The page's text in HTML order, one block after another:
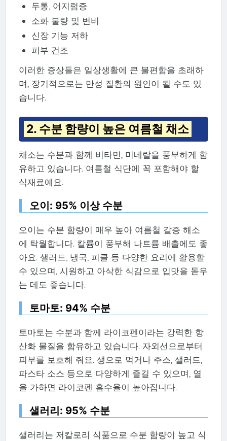
두통, 어지럼증
소화 불량 및 변비
신장 기능 저하
피부 건조
이러한 증상들은 일상생활에 큰 불편함을 초래하
며, 장기적으로는 만성 질환의 원인이 될 수도 있
습니다.
2. 수분 함량이 높은 여름철 채소
채소는 수분과 함께 비타민, 미네랄을 풍부하게 함
유하고 있습니다. 여름철 식단에 꼭 포함해야 할
식재료예요.
오이: 95% 이상 수분
오이는 수분 함량이 매우 높아 여름철 갈증 해소
에 탁월합니다. 칼륨이 풍부해 나트륨 배출에도 좋
아요. 샐러드, 냉국, 피클 등 다양한 요리에 활용할
수 있으며, 시원하고 아삭한 식감으로 입맛을 돋우
는 데도 좋습니다.
토마토: 94% 수분
토마토는 수분과 함께 라이코펜이라는 강력한 항
산화 물질을 함유하고 있습니다. 자외선으로부터
피부를 보호해 줘요. 생으로 먹거나 주스, 샐러드,
파스타 소스 등으로 다양하게 즐길 수 있으며, 열
을 가하면 라이코펜 흡수율이 높아집니다.
샐러리: 95% 수분
샐러리는 저칼로리 식품으로 수분 함량이 높고 식